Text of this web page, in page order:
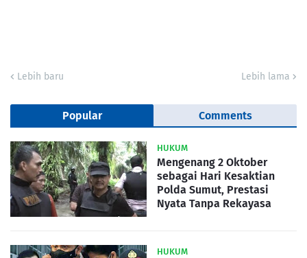
Lebih baru Lebih lama
Popular Comments
HUKUM
Mengenang 2 Oktober
sebagai Hari Kesaktian
Polda Sumut, Prestasi
Nyata Tanpa Rekayasa
HUKUM